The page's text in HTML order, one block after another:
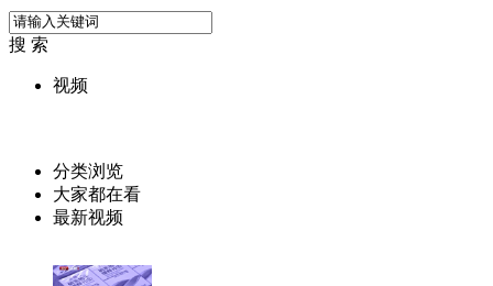
搜 索
视频
分类浏览
大家都在看
最新视频